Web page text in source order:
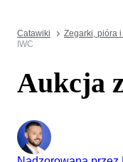
Catawiki Zegarki, pióra
IWC
Aukcja